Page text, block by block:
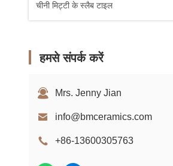
चीनी मिट्टी के स्लैब टाइल
हमसे संपर्क करें
Mrs. Jenny Jian
info@bmceramics.com
+86-13600305763